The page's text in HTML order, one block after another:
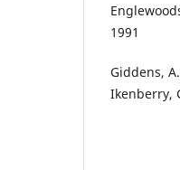
1991
Giddens,
Ikenberry,